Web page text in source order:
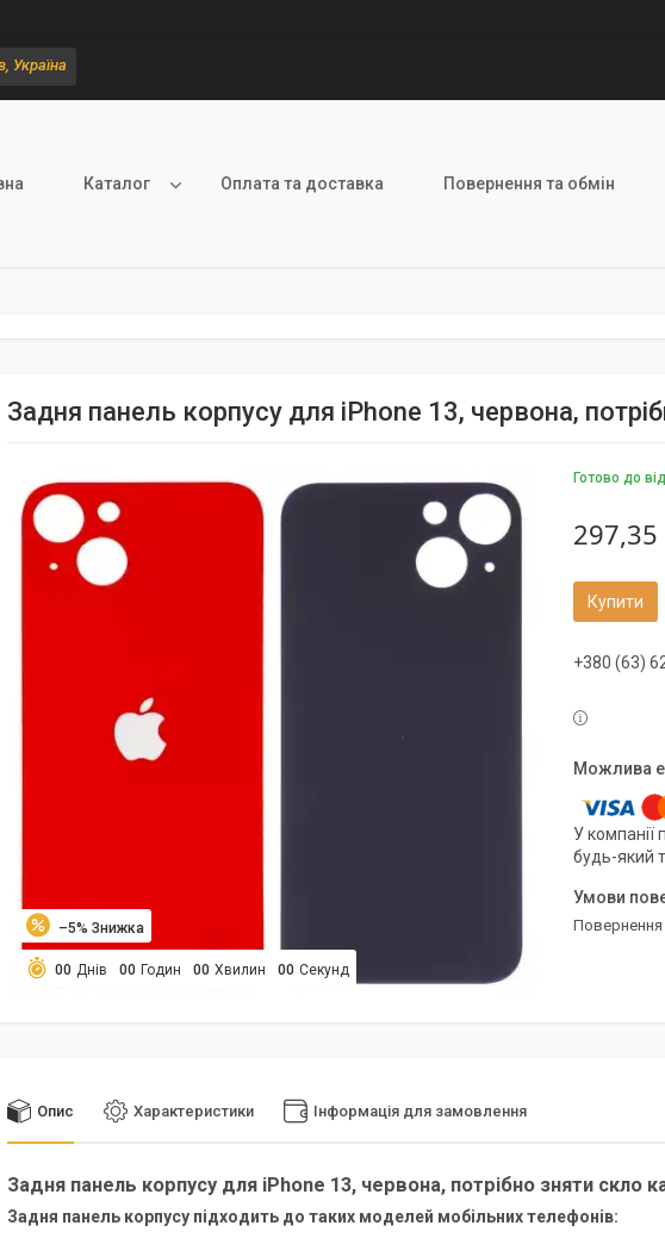
Україна
Каталог Оплата та доставка Повернення та обмін
Задня панель корпусу для iPhone 13, червона,
–5%
00 Днів 00 Годин 00 Хвилин 00 Секунд
Готово до
297,35
Купити
+380 (63)
У компанії
будь-який
Опис Характеристики Інформація для замовлення
Задня панель корпусу для iPhone 13, червона, потрібно зняти скло
Задня панель корпусу підходить до таких моделей мобільних телефонів: